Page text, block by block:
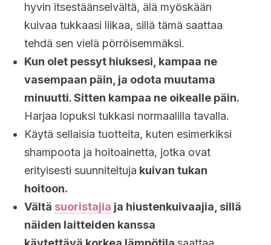
hyvin itsestäänselvältä, älä myöskään
kuivaa tukkaasi liikaa, sillä tämä saattaa
tehdä sen vielä pörröisemmäksi.
Kun olet pessyt hiuksesi, kampaa ne
vasempaan päin, ja odota muutama
minuutti. Sitten kampaa ne oikealle päin.
Harjaa lopuksi tukkasi normaalilla tavalla.
Käytä sellaisia tuotteita, kuten esimerkiksi
shampoota ja hoitoainetta, jotka ovat
erityisesti suunniteltuja kuivan tukan
hoitoon.
Vältä suoristajia ja hiustenkuivaajia, sillä
näiden laitteiden kanssa